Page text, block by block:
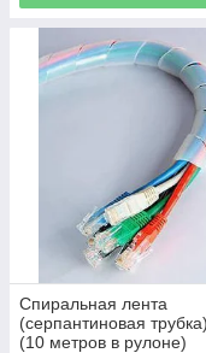
Спиральная лента
(серпантиновая
(10 метров в рулоне)